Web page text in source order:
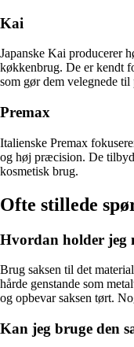
Kai
Japanske Kai producerer
køkkenbrug. De er kendt
som gør dem velegnede
Premax
Italienske Premax
og høj præcision. De
kosmetisk brug.
Ofte stillede
Hvordan holder jeg
Brug saksen til det
hårde genstande som
og opbevar saksen tørt.
Kan jeg bruge den